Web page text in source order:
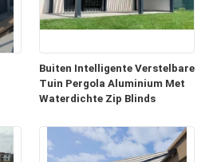
Buiten Intelligente Verstelbare
Tuin Pergola Aluminium Met
Waterdichte Zip Blinds